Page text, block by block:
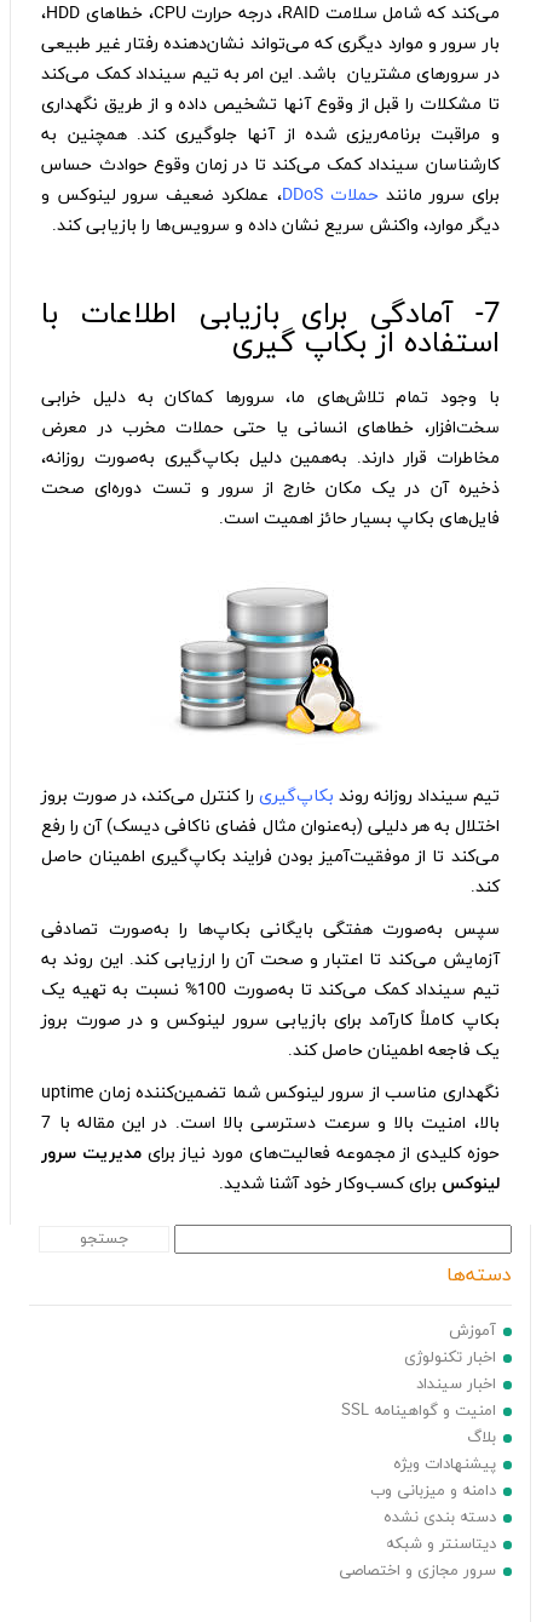
می‌کند که شامل سلامت RAID، درجه حرارت CPU، خطاهای HDD،
بار سرور و موارد دیگری که می‌تواند نشان‌دهنده رفتار غیر طبیعی
در سرورهای مشتریان باشد. این امر به تیم سینداد کمک می‌کند
تا مشکلات را قبل از وقوع آنها تشخیص داده و از طریق نگهداری
و مراقبت برنامه‌ریزی شده از آنها جلوگیری کند. همچنین به
کارشناسان سینداد کمک می‌کند تا در زمان وقوع حوادث حساس
برای سرور مانندحملات DDoS
، عملکرد ضعیف سرور لینوکس و
دیگر موارد، واکنش سریع نشان داده و سرویس‌ها را بازیابی کند.
7- آمادگی برای بازیابی اطلاعات با
استفاده از بکاپ گیری
با وجود تمام تلاش‌های ما، سرورها کماکان به دلیل خرابی
سخت‌افزار، خطاهای انسانی یا حتی حملات مخرب در معرض
مخاطرات قرار دارند. به‌همین دلیل بکاپ‌گیری به‌صورت روزانه،
ذخیره آن در یک مکان خارج از سرور و تست دوره‌ای صحت
فایل‌های بکاپ بسیار حائز اهمیت است.
تیم سینداد روزانه روند بکاپ‌گیری را کنترل می‌کند، در صورت بروز
اختلال به هر دلیلی (به‌عنوان مثال فضای ناکافی دیسک) آن را رفع
می‌کند تا از موفقیت‌آمیز بودن فرایند بکاپ‌گیری اطمینان حاصل
کند.
سپس به‌صورت هفتگی بایگانی بکاپ‌ها را به‌صورت تصادفی
آزمایش می‌کند تا اعتبار و صحت آن را ارزیابی کند. این روند به
تیم سینداد کمک می‌کند تا به‌صورت 100% نسبت به تهیه یک
بکاپ کاملاً کارآمد برای بازیابی سرور لینوکس و در صورت بروز
یک فاجعه اطمینان حاصل کند.
نگهداری مناسب از سرور لینوکس شما تضمین‌کننده زمان uptime
بالا، امنیت بالا و سرعت دسترسی بالا است. در این مقاله با 7
حوزه کلیدی از مجموعه فعالیت‌های مورد نیاز برای مدیریت سرور
لینوکس برای کسب‌و‌کار خود آشنا شدید.
دسته‌ها
آموزش
اخبار تکنولوژی
اخبار سینداد
امنیت و گواهینامه SSL
بلاگ
پیشنهادات ویژه
دامنه و میزبانی وب
دسته بندی نشده
دیتاسنتر و شبکه
سرور مجازی و اختصاصی